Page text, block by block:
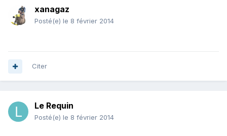
xanagaz
Posté(e) le 8 février 2014
Citer
Le Requin
Posté(e) le 8 février 2014